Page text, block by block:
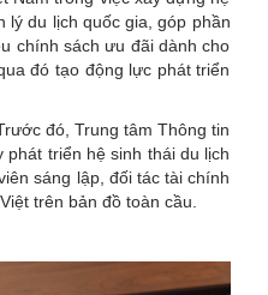
lý du lịch quốc gia, góp phần
chính sách ưu đãi dành cho
đó tạo động lực phát triển
đó, Trung tâm Thông tin
triển hệ sinh thái du lịch
sáng lập, đối tác tài chính
trên bản đồ toàn cầu.